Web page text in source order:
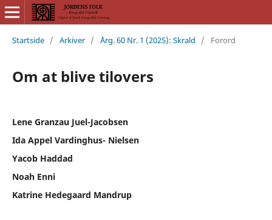
Startside / Arkiver / Årg. 60 Nr. 1 (2025): Skrald / Forord
Om at blive tilovers
Lene Granzau Juel-Jacobsen
Ida Appel Vardinghus- Nielsen
Yacob Haddad
Noah Enni
Katrine Hedegaard Mandrup